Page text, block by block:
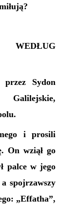
Sydon
i prosili
On wziął go
palce w jego
spojrzawszy
„Effatha”,